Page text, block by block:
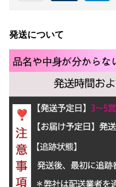
発送について